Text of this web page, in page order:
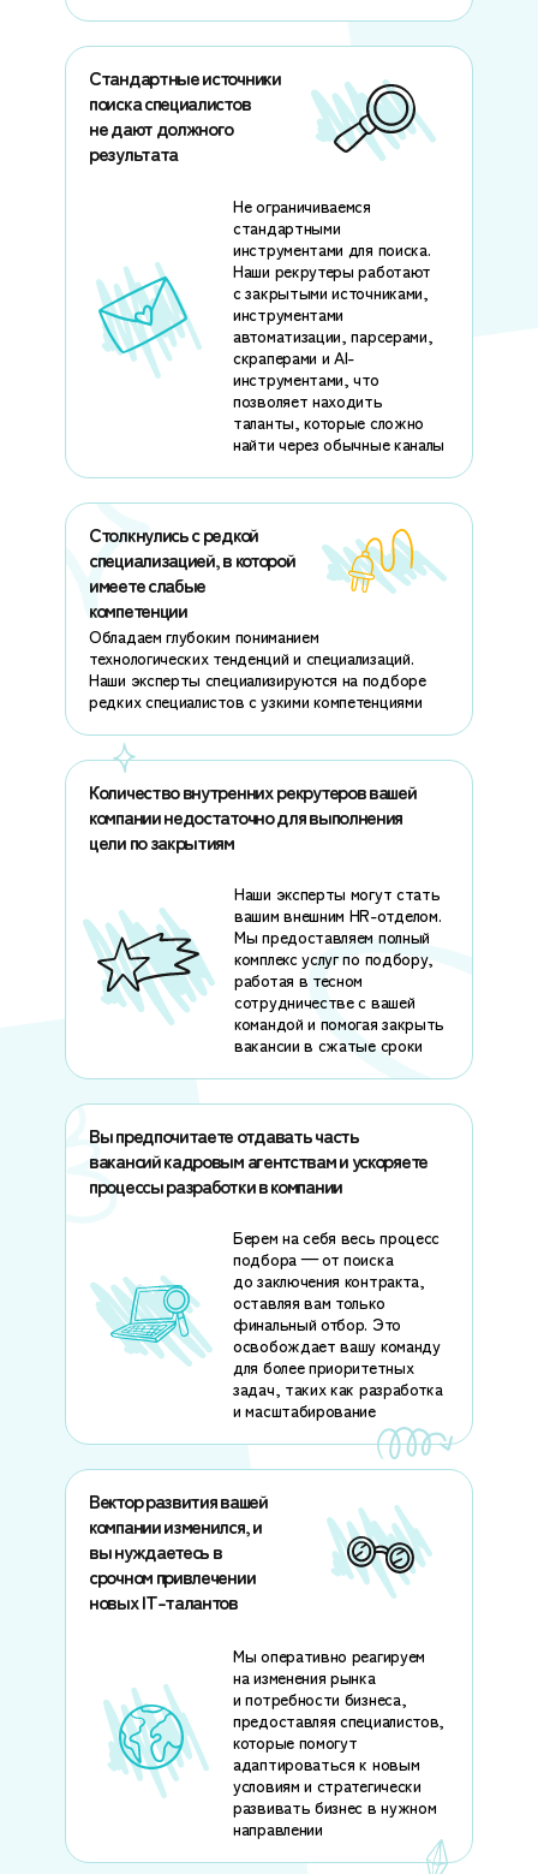
Стандартные источники
поиска специалистов
не дают должного
результата
Не ограничиваемся
стандартными
инструментами для поиска.
Наши рекрутеры работают
с закрытыми источниками,
инструментами
автоматизации, парсерами,
скраперами и AI-
инструментами, что
позволяет находить
таланты, которые сложно
найти через обычные каналы
Вы предпочитаете отдавать часть
вакансий кадровым агентствам и ускоряете
процессы разработки в компании
Берем на себя весь процесс
подбора — от поиска
до заключения контракта,
оставляя вам только
финальный отбор. Это
освобождает вашу команду
для более приоритетных
задач, таких как разработка
и масштабирование
Столкнулись с редкой
специализацией, в которой
имеете слабые
компетенции
Обладаем глубоким пониманием
технологических тенденций и специализаций.
Наши эксперты специализируются на подборе
редких специалистов с узкими компетенциями
Количество внутренних рекрутеров вашей
компании недостаточно для выполнения
цели по закрытиям
Наши эксперты могут стать
вашим внешним HR-отделом.
Мы предоставляем полный
комплекс услуг по подбору,
работая в тесном
сотрудничестве с вашей
командой и помогая закрыть
вакансии в сжатые сроки
Вектор развития вашей
компании изменился, и
вы нуждаетесь в
срочном привлечении
новых IT-талантов
Мы оперативно реагируем
на изменения рынка
и потребности бизнеса,
предоставляя специалистов,
которые помогут
адаптироваться к новым
условиям и стратегически
развивать бизнес в нужном
направлении